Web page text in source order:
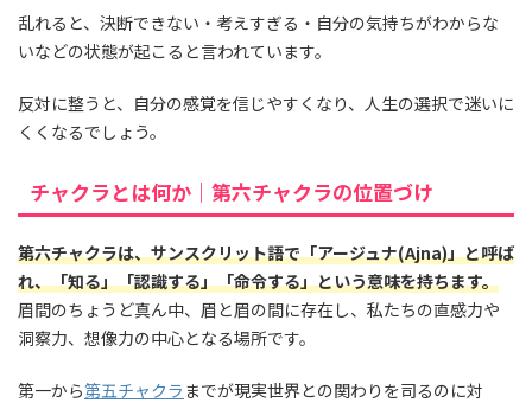
乱れると、決断できない・考えすぎる・自分の気持ちがわからな
いなどの状態が起こると言われています。
反対に整うと、自分の感覚を信じやすくなり、人生の選択で迷いに
くくなるでしょう。
チャクラとは何か｜第六チャクラの位置づけ
第六チャクラは、サンスクリット語で「アージュナ(Ajna)」と呼ば
れ、「知る」「認識する」「命令する」という意味を持ちます。
眉間のちょうど真ん中、眉と眉の間に存在し、私たちの直感力や
洞察力、想像力の中心となる場所です。
第一から第五チャクラ までが現実世界との関わりを司るのに対